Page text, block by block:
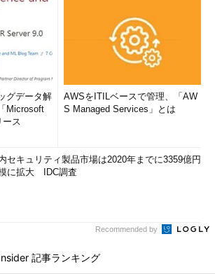
グデータ解
Microsoft
ース
AWSをITILベースで管理、「AW
S Managed Services」とは
セキュリティ製品市場は2020年までに3359億円
に拡大 IDC調査
Recommended by
記事ランキング